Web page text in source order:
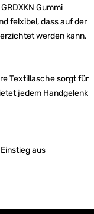
Gummi
felxibel, dass auf der
werden kann.
Textillasche sorgt für
jedem Handgelenk
aus